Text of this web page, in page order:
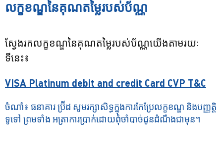
លក្ខខណ្ឌនៃគុណតម្លៃរបស់ប័ណ្ណ
ស្វែងរកលក្ខខណ្ឌនៃគុណតម្លៃរបស់ប័ណ្ណយើងតាមរយៈ
ទីនេះ៖
VISA Platinum debit and credit Card CVP T&C
ចំណាំ៖ ធនាគារ ប្រ៊ីដ សូមរក្សាសិទ្ធក្នុងការកែប្រែលក្ខខណ្ឌ និងបញ្ញតិ្ត
ទូទៅ ព្រមទាំង អត្រាការប្រាក់ដោយពុំចាំបាច់ជូនដំណឹងជាមុន។